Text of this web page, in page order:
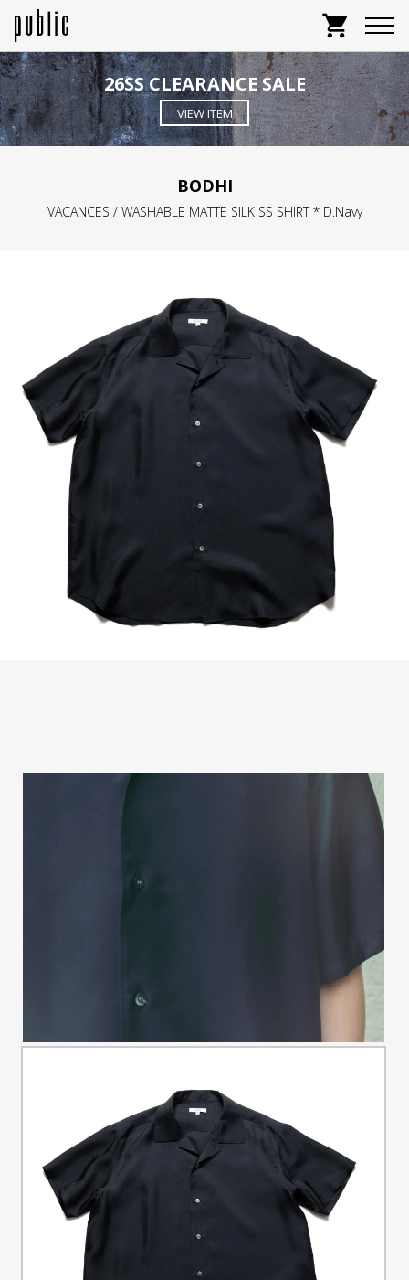
shopping_cart
26SS CLEARANCE SALE
VIEW ITEM
BODHI
VACANCES / WASHABLE MATTE SILK SS SHIRT * D.Navy